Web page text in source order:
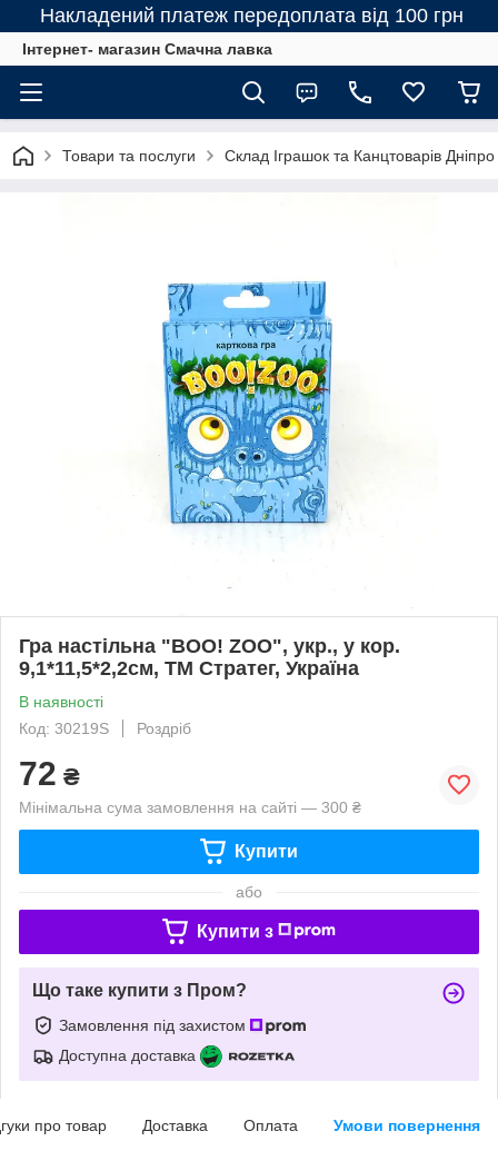
Накладений платеж передоплата від 100 грн
Інтернет- магазин Смачна лавка
Товари та послуги Склад Іграшок та Канцтоварів Дніпро
Гра настільна "BOO! ZOO", укр., у кор.
9,1*11,5*2,2см, ТМ Стратег, Україна
В наявності
Код: 30219S
Роздріб
72 ₴
Мінімальна сума замовлення на сайті — 300 ₴
Купити
або
Купити з
Що таке купити з Пром?
Замовлення під захистом
Доступна доставка
про товар Доставка Оплата Умови повернення